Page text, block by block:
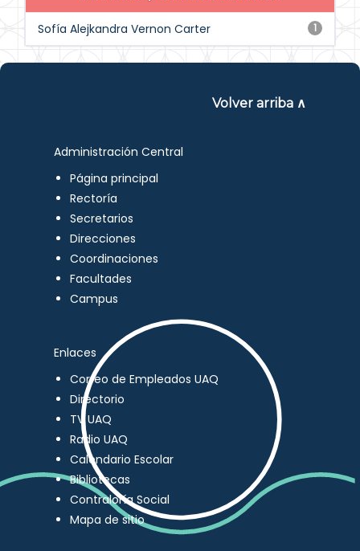
1
Sofía Alejkandra Vernon Carter
Volver arriba ∧
Administración Central
Página principal
Rectoría
Secretarios
Direcciones
Coordinaciones
Facultades
Campus
Enlaces
Correo de Empleados UAQ
Directorio
TV UAQ
Radio UAQ
Calendario Escolar
Bibliotecas
Contraloría Social
Mapa de sitio